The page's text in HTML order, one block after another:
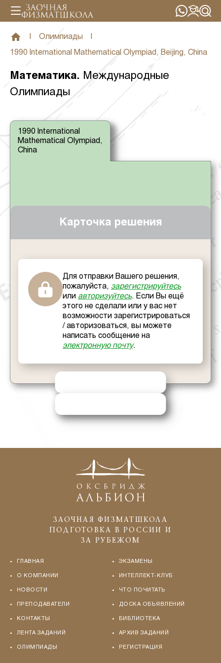
Олимпиады
1990 International Mathematical Olympiad, Beijing, China
Математика. Международные
Олимпиады
1990 International
Mathematical Olympiad,
China
Карточка решения
Для отправки Вашего решения,
пожалуйста, зарегистрируйтесь
или авторизуйтесь. Если Вы ещё
этого не сделали или у вас нет
возможности зарегистрироваться
/ авторизоваться, вы можете
написать сообщение на
электронную почту.
ЗАОЧНАЯ ФИЗМАТШКОЛА
ПОДГОТОВКА В РОССИИ И
ЗА РУБЕЖОМ
ГЛАВНАЯ
О КОМПАНИИ
НОВОСТИ
ПРЕПОДАВАТЕЛИ
КОНТАКТЫ
ЛЕНТА ЗАДАНИЙ
ОЛИМПИАДЫ
ЭКЗАМЕНЫ
ИНТЕЛЛЕКТ-КЛУБ
ЧТО ПОЧИТАТЬ
ДОСКА ОБЪЯВЛЕНИЙ
БИБЛИОТЕКА
АРХИВ ЗАДАНИЙ
РЕГИСТРАЦИЯ